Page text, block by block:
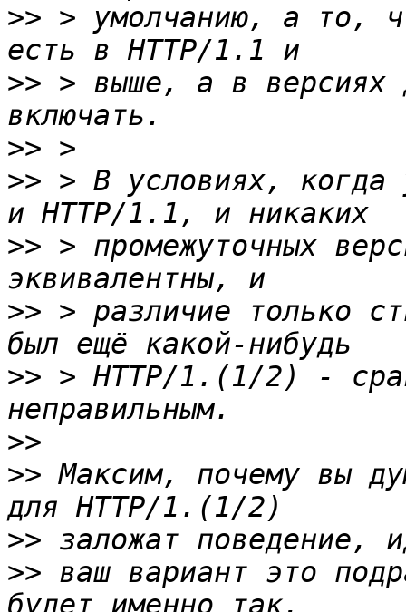
>> > умолчанию, а то,
>> > выше, а в версиях
>>
>> > В условиях, когда
>> > промежуточных
>> > различие только
>> > HTTP/1.(1/2) -
>>
>> Максим, почему вы
>>
>> ваш вариант это